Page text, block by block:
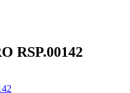
RSP.00142